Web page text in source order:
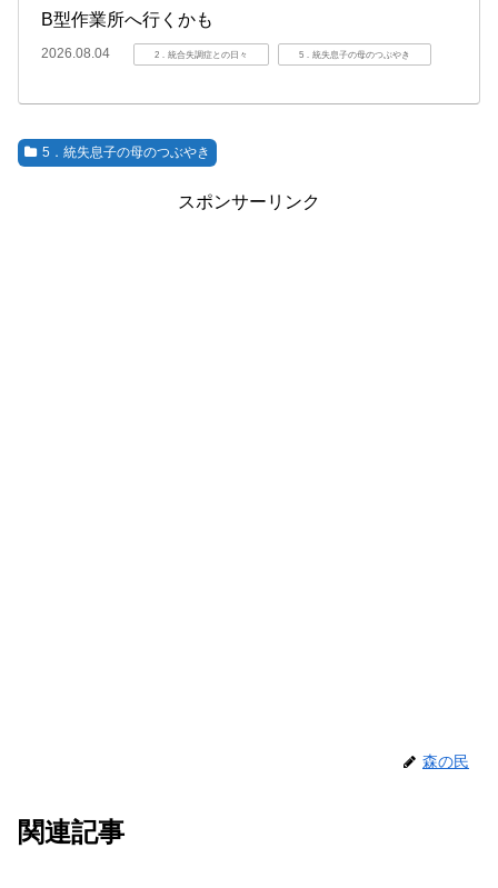
B型作業所へ行くかも
2026.08.04 2．統合失調症との日々 5．統失息子の母のつぶやき
5．統失息子の母のつぶやき
スポンサーリンク
森の民
関連記事